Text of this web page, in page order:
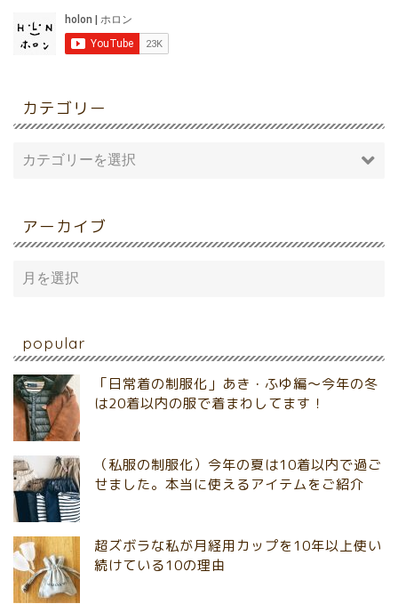
カテゴリー
アーカイブ
popular
「日常着の制服化」あき・ふゆ編～今年の冬
は20着以内の服で着まわしてます！
（私服の制服化）今年の夏は10着以内で過ご
せました。本当に使えるアイテムをご紹介
超ズボラな私が月経用カップを10年以上使い
続けている10の理由